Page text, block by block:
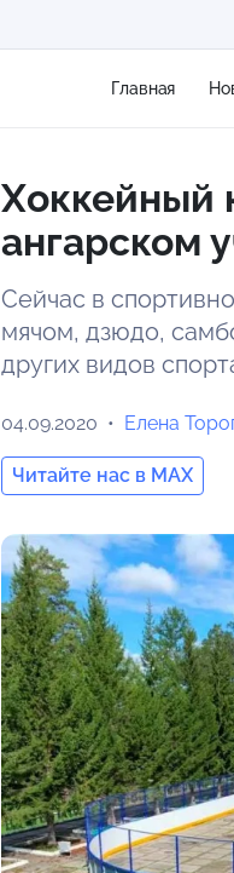
Главная
Хоккейный
ангарском
Сейчас в
мячом, дзюдо,
других видов
04.09.2020 Елена
Читайте нас в MAX